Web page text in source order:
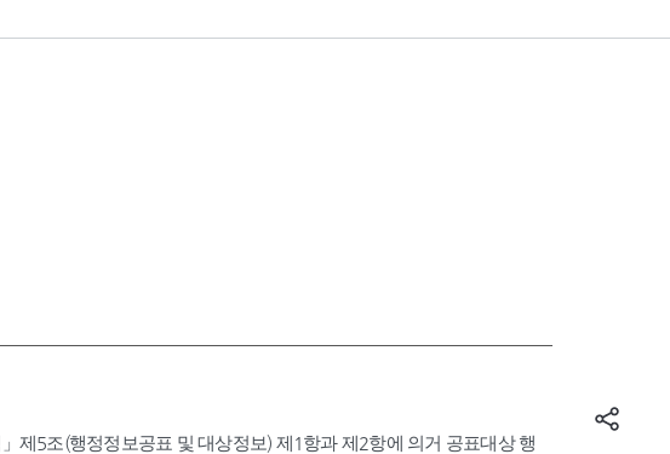
제5조(행정정보공표 및 대상정보) 제1항과 제2항에 의거 공표대상 행